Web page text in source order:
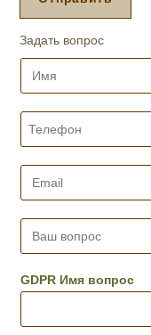
у
р
,
д
н
ь
ж
а
м
Задать вопрос
И
*
Т
е
о
н
E
i
*
В
в
о
р
GDPR Имя вопрос